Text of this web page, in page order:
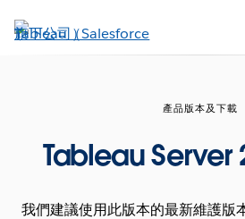
至
產品版本及下載
Tableau Server
我們建議使用此版本的最新維護版